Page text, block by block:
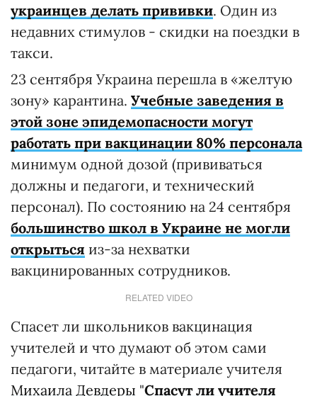
украинцев делать прививки. Один из
недавних стимулов - скидки на поездки в
такси.
23 сентября Украина перешла в «желтую
зону» карантина. Учебные заведения в
этой зоне эпидемопасности могут
работать при вакцинации 80% персонала
минимум одной дозой (прививаться
должны и педагоги, и технический
персонал). По состоянию на 24 сентября
большинство школ в Украине не могли
открыться из-за нехватки
вакцинированных сотрудников.
RELATED VIDEO
Спасет ли школьников вакцинация
учителей и что думают об этом сами
педагоги, читайте в материале учителя
Михаила Девдеры "Спасут ли учителя